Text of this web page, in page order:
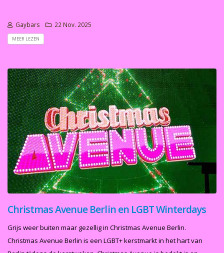
Gaybars 22 Nov. 2025
MEER LEZEN
Christmas Avenue Berlin en LGBT Winterdays
Grijs weer buiten maar gezellig in Christmas Avenue Berlin.
Christmas Avenue Berlin is een LGBT+ kerstmarkt in het hart van